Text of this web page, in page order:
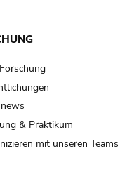
& Praktikum
mit unseren Teams